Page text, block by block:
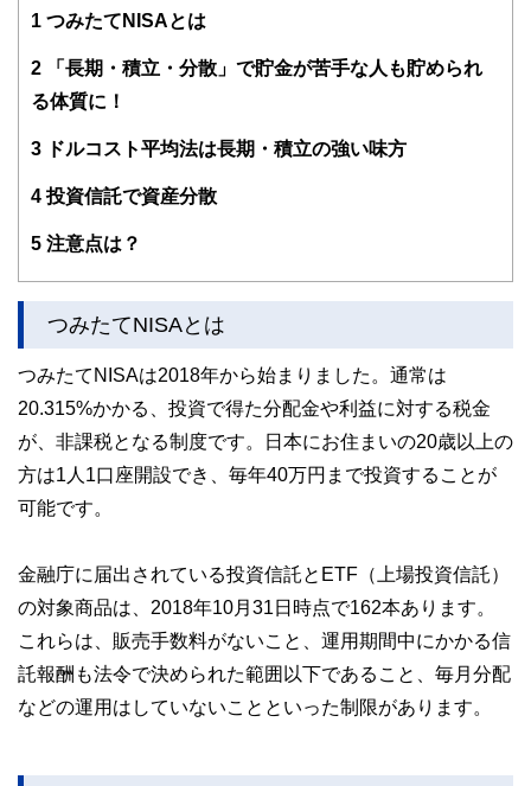
成から保全にいたる多くの知識と経験を駆使し、ファイナン
保険見直し、相続等の相談業務、セミナー、執筆業務を実
施。
1 つみたてNISAとは
2 「長期・積立・分散」で貯金が苦手な人も貯められ
る体質に！
3 ドルコスト平均法は長期・積立の強い味方
4投資信託で資産分散
5 注意点は？
つみたてNISAとは
つみたてNISAは2018年から始まりました。通常は
20.315%かかる、投資で得た分配金や利益に対する税金
が、非課税となる制度です。日本にお住まいの20歳以上の
方は1人1口座開設でき、毎年40万円まで投資することが
可能です。
金融庁に届出されている投資信託とETF（上場投資信託）
の対象商品は、2018年10月31日時点で162本あります。
これらは、販売手数料がないこと、運用期間中にかかる信
託報酬も法令で決められた範囲以下であること、毎月分配
などの運用はしていないことといった制限があります。